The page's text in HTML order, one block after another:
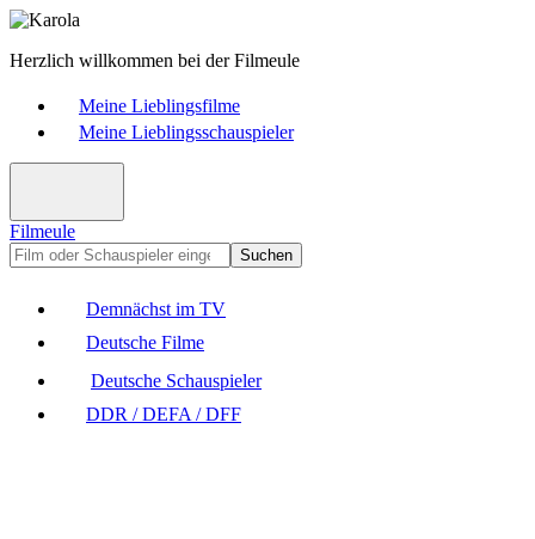
Herzlich willkommen bei der Filmeule
Meine Lieblingsfilme
Meine Lieblingsschauspieler
Filmeule
Suchen
Demnächst im TV
Deutsche Filme
Deutsche Schauspieler
DDR / DEFA / DFF